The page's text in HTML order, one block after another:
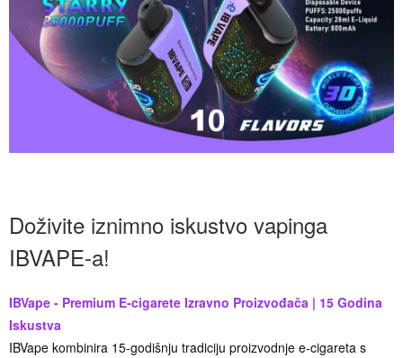
Doživite iznimno iskustvo vapinga
IBVAPE-a!
IBVape - Premium E-cigarete Izravno Proizvođača | 15 Godina
Iskustva
IBVape kombinira 15-godišnju tradiciju proizvodnje e-cigareta s